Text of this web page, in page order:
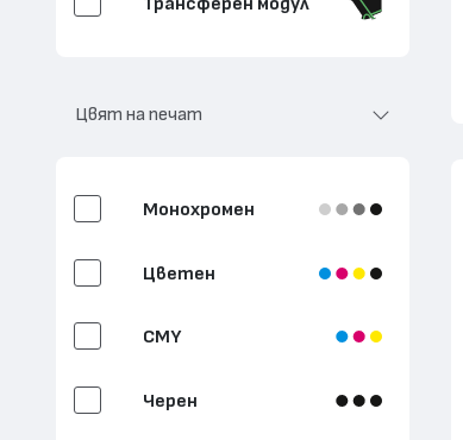
Контейнер за отп.
модул
Цвят на печат
Монохромен
Цветен
CMY
Черен